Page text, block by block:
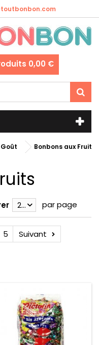
0,00 €
Bonbons aux Fruits
28 par page
5 Suivant